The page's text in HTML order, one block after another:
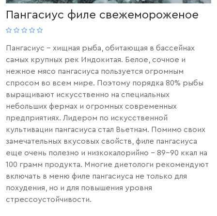
Пангасиус филе свежемороженое
Пангасиус - хищная рыба, обитающая в бассейнах
самых крупных рек Индокитая. Белое, сочное и
нежное мясо пангасиуса пользуется огромным
спросом во всем мире. Поэтому порядка 80% рыбы
выращивают искусственно на специальных
небольших фермах и огромных современных
предприятиях. Лидером по искусственной
культивации пангасиуса стал Вьетнам. Помимо своих
замечательных вкусовых свойств, филе пангасиуса
еще очень полезно и низкокалорийно – 89-90 ккал на
100 грамм продукта. Многие диетологи рекомендуют
включать в меню филе пангасиуса не только для
похудения, но и для повышения уровня
стрессоустойчивости.